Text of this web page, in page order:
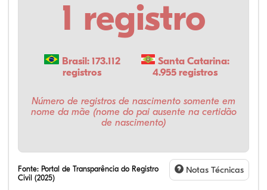
1 registro
Brasil: 173.112
registros
Santa Catarina:
4.955 registros
Número de registros de nascimento somente em
nome da mãe (nome do pai ausente na certidão
de nascimento)
Fonte: Portal de Transparência do Registro
Civil (2025)
Notas Técnicas